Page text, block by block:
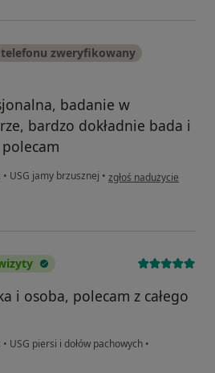
zweryfikowany
badanie w
bardzo dokładnie bada i
• USG jamy brzusznej • w opinii użytkownika
zgłoś nadużycie
i osoba, polecam z całego
• USG piersi i dołów pachowych •